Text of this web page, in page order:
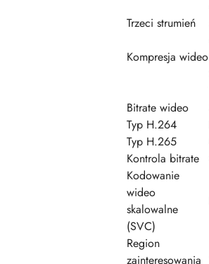
Trzeci strumień
Kompresja wideo
Bitrate wideo
Typ H.264
Typ H.265
Kontrola bitrate
Kodowanie
wideo
skalowalne
(SVC)
Region
zainteresowania